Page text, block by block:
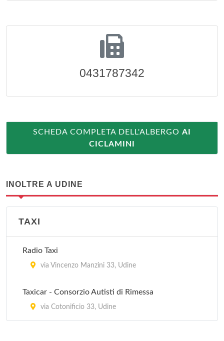
0431787342
SCHEDA COMPLETA DELL'ALBERGO AI
CICLAMINI
INOLTRE A UDINE
TAXI
Radio Taxi
via Vincenzo Manzini 33, Udine
Taxicar - Consorzio Autisti di Rimessa
via Cotonificio 33, Udine